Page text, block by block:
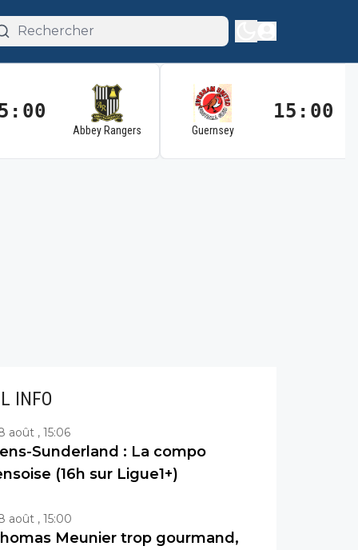
Abbey Rangers Guernsey
15:00
INFO
août , 15:06
Sunderland : La compo
(16h sur Ligue1+)
août , 15:00
Meunier trop gourmand,